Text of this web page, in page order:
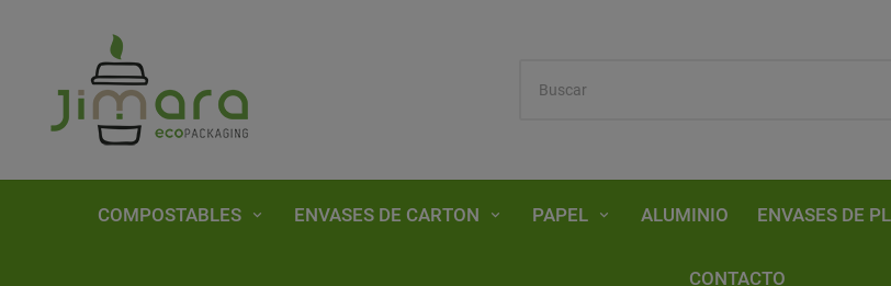
COMPOSTABLES ENVASES DE CARTON PAPEL ALUMINIO ENVASES DE
CONTACTO